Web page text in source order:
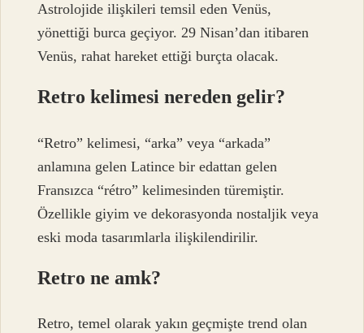
Astrolojide ilişkileri temsil eden Venüs,
yönettiği burca geçiyor. 29 Nisan’dan itibaren
Venüs, rahat hareket ettiği burçta olacak.
Retro kelimesi nereden gelir?
“Retro” kelimesi, “arka” veya “arkada”
anlamına gelen Latince bir edattan gelen
Fransızca “rétro” kelimesinden türemiştir.
Özellikle giyim ve dekorasyonda nostaljik veya
eski moda tasarımlarla ilişkilendirilir.
Retro ne amk?
Retro, temel olarak yakın geçmişte trend olan